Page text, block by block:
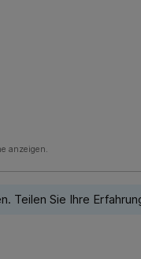
anzeigen.
Teilen Sie Ihre